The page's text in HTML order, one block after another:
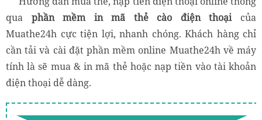
qua phần mềm in mã thẻ cào điện thoại của
Muathe24h cực tiện lợi, nhanh chóng. Khách hàng chỉ
cần tải và cài đặt phần mềm online Muathe24h về máy
tính là sẽ mua & in mã thẻ hoặc nạp tiền vào tài khoản
điện thoại dễ dàng.